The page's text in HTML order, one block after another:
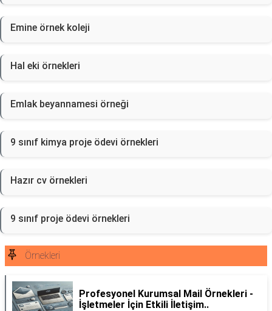
Emine örnek koleji
Hal eki örnekleri
Emlak beyannamesi örneği
9 sınıf kimya proje ödevi örnekleri
Hazır cv örnekleri
9 sınıf proje ödevi örnekleri
Örnekleri
Profesyonel Kurumsal Mail Örnekleri -
İşletmeler İçin Etkili İletişim..